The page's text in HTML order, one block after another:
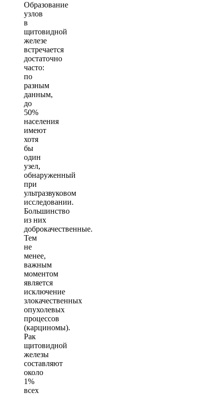
Образование
узлов
в
щитовидной
железе
встречается
достаточно
часто:
по
разным
данным,
до
50%
населения
имеют
хотя
бы
один
узел,
обнаруженный
при
ультразвуковом
исследовании.
Большинство
из них
доброкачественные.
Тем
не
менее,
важным
моментом
является
исключение
злокачественных
опухолевых
процессов
(карциномы).
Рак
щитовидной
железы
составляют
около
1%
всех